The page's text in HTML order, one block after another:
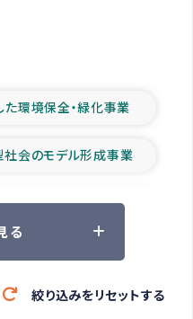
環境保全・緑化事業
会のモデル形成事業
者の声
の時代
る
絞り込みをリセットする